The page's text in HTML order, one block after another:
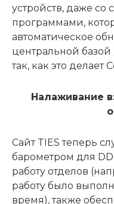
устройств, даже
программами,
автоматическое
центральной
так, как это делает
Налаживание
Сайт TIES теперь
барометром для
работу отделов
работу было
время), также